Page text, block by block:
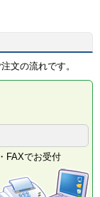
文の流れです。
FAXでお受付